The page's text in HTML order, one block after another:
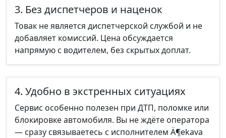
3. Без диспетчеров и наценок
Товак не является диспетчерской службой и не
добавляет комиссий. Цена обсуждается
напрямую с водителем, без скрытых доплат.
4. Удобно в экстренных ситуациях
Сервис особенно полезен при ДТП, поломке или
блокировке автомобиля. Вы не ждёте оператора
— сразу связываетесь с исполнителем Ä¶ekava